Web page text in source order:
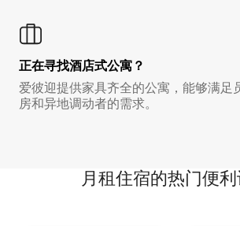
正在寻找酒店式公寓？
爱彼迎提供家具齐全的公寓，能够满足
房和异地调动者的需求。
月租住宿的热门便